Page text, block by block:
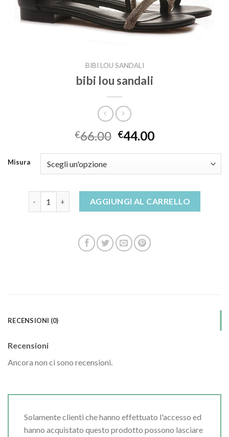
BIBI LOU SANDALI
bibi lou sandali
€66.00 €44.00
Misura
bibi lou sandali quantitàAGGIUNGI AL CARRELLO
RECENSIONI (0)
Recensioni
Ancora non ci sono recensioni.
Solamente clienti che hanno effettuato l'accesso ed
hanno acquistato questo prodotto possono lasciare